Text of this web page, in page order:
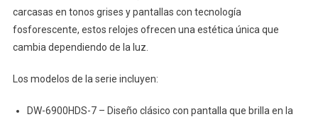
carcasas en tonos grises y pantallas con tecnología
fosforescente, estos relojes ofrecen una estética única que
cambia dependiendo de la luz.
Los modelos de la serie incluyen:
DW-6900HDS-7 – Diseño clásico con pantalla que brilla en la